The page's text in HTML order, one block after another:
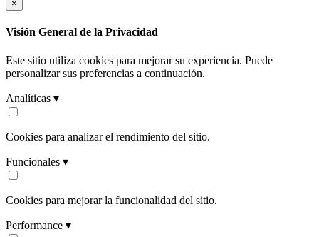
×
Visión General de la Privacidad
Este sitio utiliza cookies para mejorar su experiencia. Puede
personalizar sus preferencias a continuación.
Analíticas ▾
Cookies para analizar el rendimiento del sitio.
Funcionales ▾
Cookies para mejorar la funcionalidad del sitio.
Performance ▾